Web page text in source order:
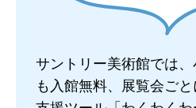
サントリー美術館では
も入館無料、展覧会ご